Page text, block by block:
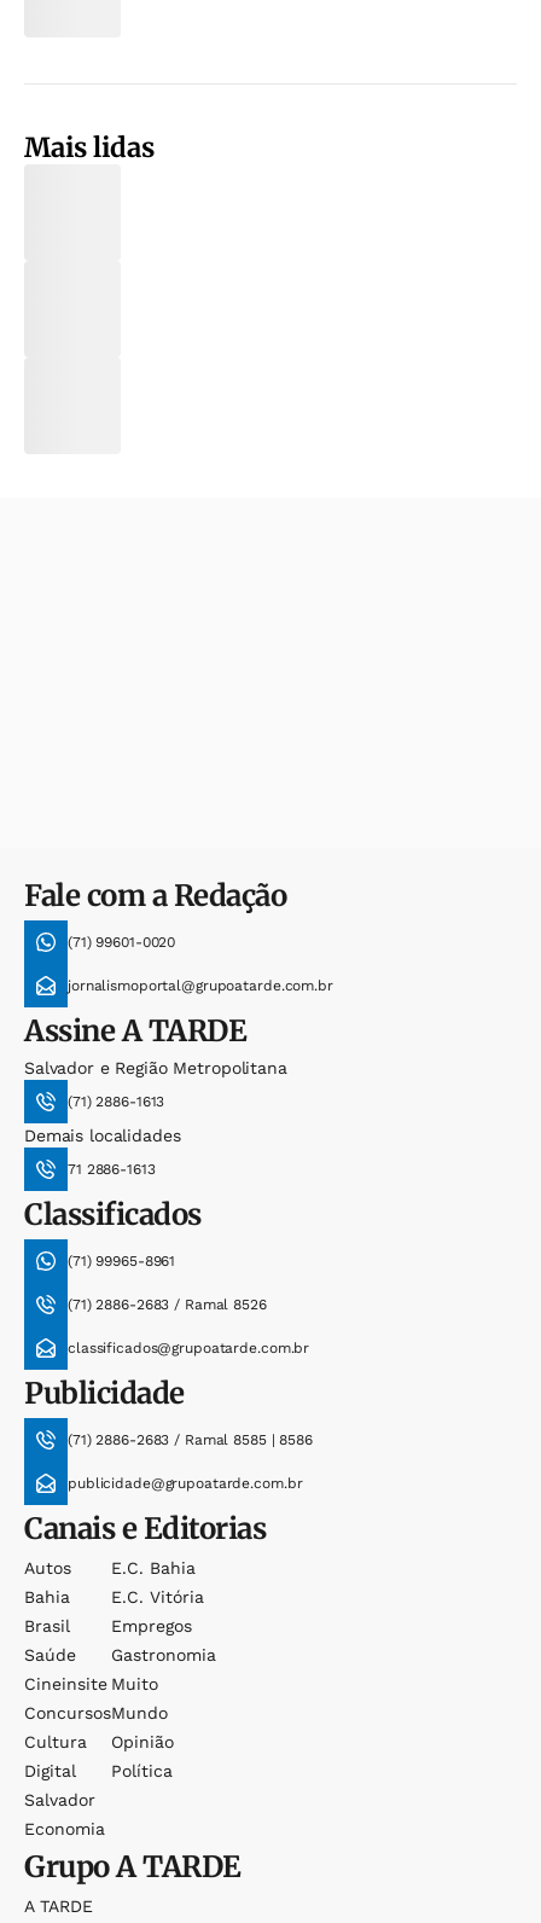
Mais lidas
Fale com a Redação
(71) 99601-0020
jornalismoportal@grupoatarde.com.br
AssineA TARDE
Salvador e Região Metropolitana
(71) 2886-1613
Demais localidades
71 2886-1613
Classificados
(71) 99965-8961
(71) 2886-2683 / Ramal 8526
classificados@grupoatarde.com.br
Publicidade
(71) 2886-2683 / Ramal 8585 | 8586
publicidade@grupoatarde.com.br
Canais e Editorias
Autos
Bahia
Brasil
Saúde
Cineinsite
Concursos
Cultura
Digital
Salvador
Economia
E.c. Bahia
E.c. Vitória
Empregos
Gastronomia
Muito
Mundo
Opinião
Política
GrupoA TARDE
A TARDE